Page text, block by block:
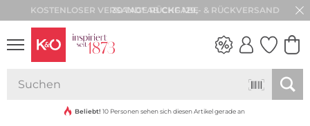
30 TAGE RÜCKGABE
VIBES
Beliebt! 10 Personen sehen sich diesen Artikel gerade an